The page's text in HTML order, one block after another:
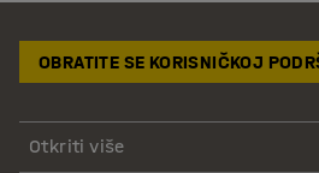
OBRATITE SE KORISNIČKOJ
Otkriti više